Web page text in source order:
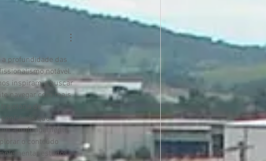
a profundidade das
notável.
inspiram a buscar
navegar com mais
trajetória de
confiáveis que
aprofundamento
o conteúdo
estudos.